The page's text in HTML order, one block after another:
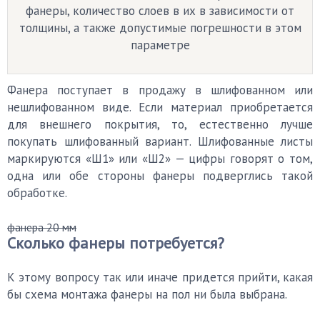
фанеры, количество слоев в их в зависимости от
толщины, а также допустимые погрешности в этом
параметре
Фанера поступает в продажу в шлифованном или
нешлифованном виде. Если материал приобретается
для внешнего покрытия, то, естественно лучше
покупать шлифованный вариант. Шлифованные листы
маркируются «Ш1» или «Ш2» — цифры говорят о том,
одна или обе стороны фанеры подверглись такой
обработке.
фанера 20 мм
Сколько фанеры потребуется?
К этому вопросу так или иначе придется прийти, какая
бы схема монтажа фанеры на пол ни была выбрана.